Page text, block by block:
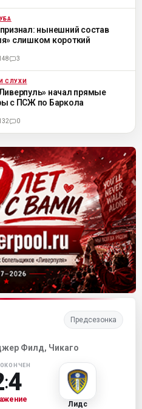
нынешний состав
слишком короткий
3
СЛУХИ
начал прямые
с ПСЖ по Баркола
0
Предсезонка
Филд, Чикаго
:4
Лидс